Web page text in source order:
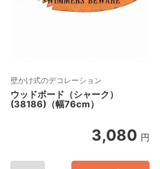
壁かけ式のデコレーション
ウッドボード（シャーク）
(38186)（幅76cm）
3,080 円